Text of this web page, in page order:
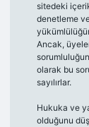
sitedeki
denetleme
Ancak,
olarak bu
sayılırlar.
Hukuka ve
olduğunu